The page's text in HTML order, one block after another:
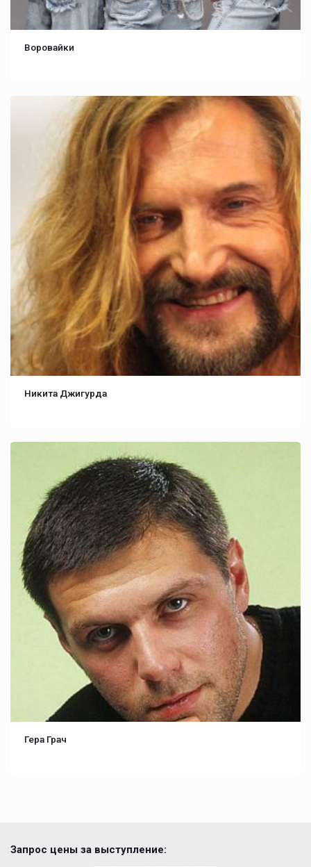
Воровайки
Никита Джигурда
Гера Грач
Запрос цены за выступление: